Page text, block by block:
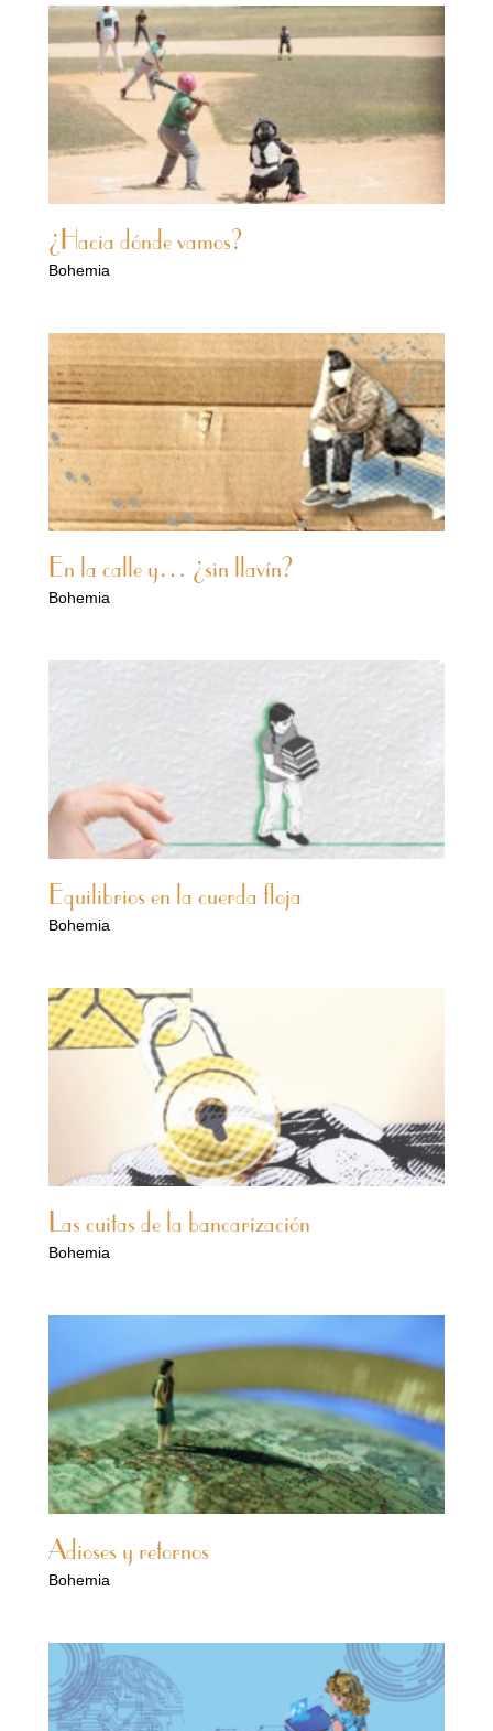
¿Hacia dónde vamos?
Bohemia
En la calle y… ¿sin llavín?
Bohemia
Equilibrios en la cuerda floja
Bohemia
Las cuitas de la bancarización
Bohemia
Adioses y retornos
Bohemia